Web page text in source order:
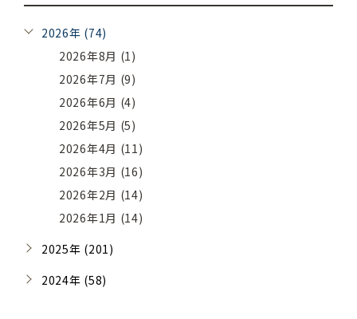
2026年 (74)
2026年8月 (1)
2026年7月 (9)
2026年6月 (4)
2026年5月 (5)
2026年4月 (11)
2026年3月 (16)
2026年2月 (14)
2026年1月 (14)
2025年 (201)
2024年 (58)